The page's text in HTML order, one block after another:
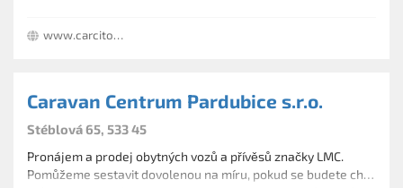
www.carciton.cz
Caravan Centrum Pardubice s.r.o.
Stéblová 65, 533 45
Pronájem a prodej obytných vozů a přívěsů značky LMC.
Pomůžeme sestavit dovolenou na míru, pokud se budete chtít